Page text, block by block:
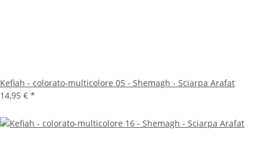
Kefiah - colorato-multicolore 05 - Shemagh - Sciarpa Arafat
14,95 € *